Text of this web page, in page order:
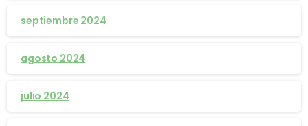
septiembre 2024
agosto 2024
julio 2024